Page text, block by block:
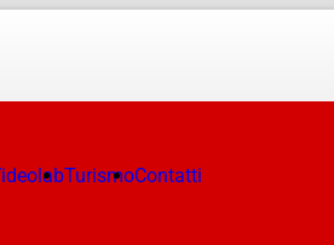
TurismoContatti